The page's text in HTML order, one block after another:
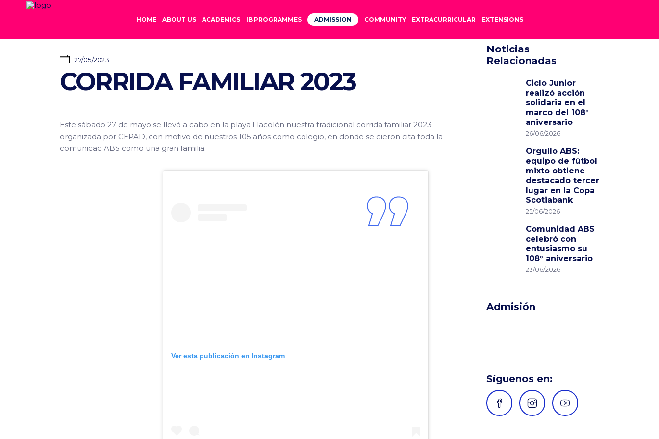
HOME ABOUT US ACADEMICS IB PROGRAMMES ADMISSION COMMUNITY EXTRACURRICULAR EXTENSIONS
27/05/2023
CORRIDA FAMILIAR 2023
Este sábado 27 de mayo se llevó a cabo en la playa Llacolén nuestra tradicional corrida familiar 2023
organizada por CEPAD, con motivo de nuestros 105 años como colegio, en donde se dieron cita toda la
comunicad ABS como una gran familia.
Ver esta publicación en Instagram
Noticias
Relacionadas
Ciclo Junior
realizó acción
solidaria en el
marco del 108°
aniversario
26/06/2026
Orgullo ABS:
equipo de fútbol
mixto obtiene
destacado tercer
lugar en la Copa
Scotiabank
25/06/2026
Comunidad ABS
celebró con
entusiasmo su
108° aniversario
23/06/2026
Admisión
Síguenos en: